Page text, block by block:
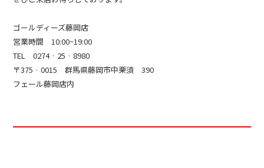
ゴールディーズ藤岡店
営業時間 10:00~19:00
TEL 0274‐25‐8980
〒375‐0015 群馬県藤岡市中栗須 390
フェール藤岡店内